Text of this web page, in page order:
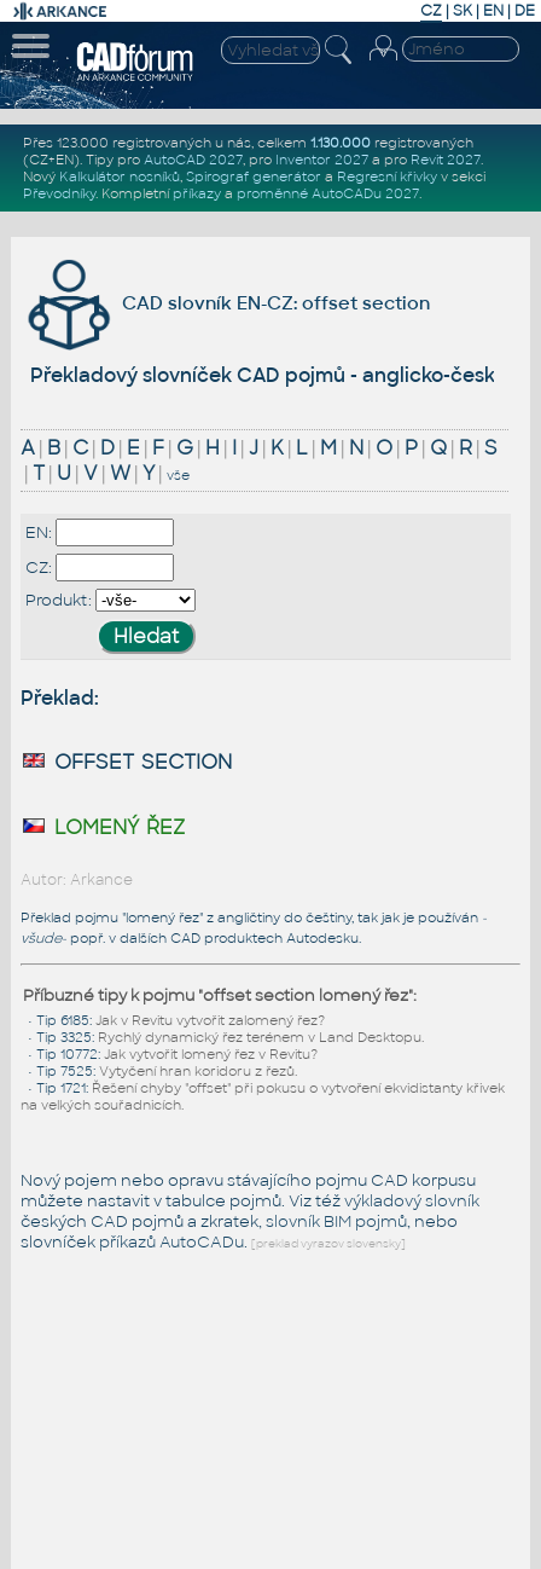
CZ | SK| EN | DE
Přes 123.000 registrovaných u nás, celkem 1.130.000registrovaných
(CZ+EN). Tipy pro AutoCAD 2027, pro Inventor 2027a pro Revit 2027.
Nový Kalkulátor nosníků, Spirograf generátor a Regresní křivkyv sekci
Převodníky. Kompletní příkazya proměnné AutoCADu 2027.
CAD slovník EN-CZ: offset section
Překladový slovníček CAD pojmů - anglicko-český
A| B| C| D| E | F| G| H | I| J| K| L| M| N| O| P| Q| R| S
| T| U | V| W| Y| vše
EN:
CZ:
Produkt:
Překlad:
offset section
lomený řez
Autor: Arkance
Překlad pojmu "lomený řez" z angličtiny do češtiny, tak jak je používán -
všude-popř. v dalších CAD produktech Autodesku.
Příbuzné tipy k pojmu "offset section lomený řez":
• Tip 6185: Jak v Revitu vytvořit zalomený řez?
• Tip 3325: Rychlý dynamický řez terénem v Land Desktopu.
• Tip 10772: Jak vytvořit lomený řez v Revitu?
• Tip 7525: Vytyčení hran koridoru z řezů.
• Tip 1721: Řešení chyby "offset" při pokusu o vytvoření ekvidistanty křivek
na velkých souřadnicích.
Nový pojem nebo opravu stávajícího pojmu CAD korpusu
můžete nastavit v tabulce pojmů. Viz téžvýkladový slovník
českých CAD pojmů a zkratek,slovník BIM pojmů, nebo
slovníček příkazů AutoCADu. [preklad vyrazov slovensky]